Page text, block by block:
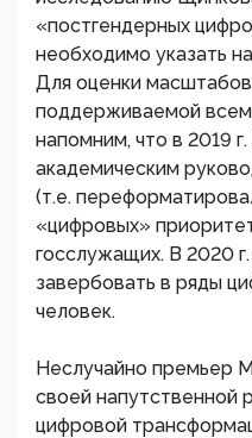
«постгендерных
необходимо указать
Для оценки
поддерживаемой
напомним, что в 2019
академическим
(т.е.
«цифровых»
госслужащих. В 2020
завербовать в ряды
человек.
Неслучайно премьер
своей напутственной
цифровой